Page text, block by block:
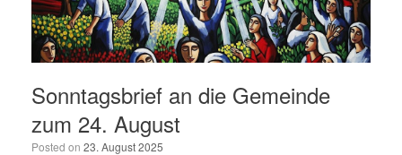
Sonntagsbrief an die Gemeinde
zum 24. August
Posted on 23. August 2025